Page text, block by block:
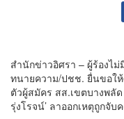
สำนักข่าวอิศรา – ผู้ร้องไ
ทนายความ/ปชช. ยื่นขอใ
ตัวผู้สมัคร สส.เขตบางพลัด
รุ่งโรจน์’ ลาออกเหตุถูกจับ